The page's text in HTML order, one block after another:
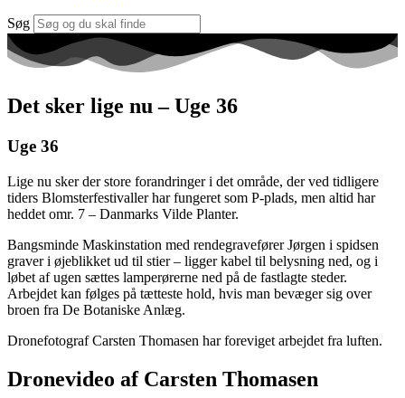
Søg
Det sker lige nu – Uge 36
Uge 36
Lige nu sker der store forandringer i det område, der ved tidligere
tiders Blomsterfestivaller har fungeret som P-plads, men altid har
heddet omr. 7 – Danmarks Vilde Planter.
Bangsminde Maskinstation med rendegravefører Jørgen i spidsen
graver i øjeblikket ud til stier – ligger kabel til belysning ned, og i
løbet af ugen sættes lamperørerne ned på de fastlagte steder.
Arbejdet kan følges på tætteste hold, hvis man bevæger sig over
broen fra De Botaniske Anlæg.
Dronefotograf Carsten Thomasen har foreviget arbejdet fra luften.
Dronevideo af Carsten Thomasen